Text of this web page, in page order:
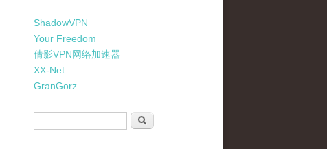
ShadowVPN
Your Freedom
倩影VPN网络加速器
XX-Net
GranGorz
搜索